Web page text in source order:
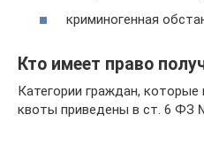
криминогенная
Кто имеет право
Категории граждан,
квоты приведены в ст. 6 ФЗ